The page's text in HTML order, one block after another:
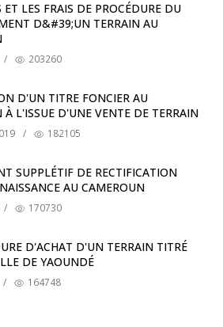
ET LES FRAIS DE PROCÉDURE DU
D&#39;UN TERRAIN AU
/ 203260
D'UN TITRE FONCIER AU
À L'ISSUE D'UNE VENTE DE TERRAIN
/ 182105
SUPPLÉTIF DE RECTIFICATION
AU CAMEROUN
/ 170730
D'ACHAT D'UN TERRAIN TITRÉ
DE YAOUNDÉ
/ 164748